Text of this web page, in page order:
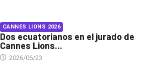
CANNES LIONS 2026
Dos ecuatorianos en el jurado de
Cannes Lions...
2026/06/23